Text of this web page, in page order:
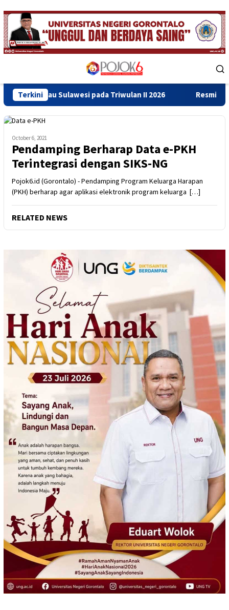
Skip
to
content
Menu
Terkini
Sulawesi pada Triwulan II 2026 Resmikan Gedung
October 6, 2021
Pendamping Berharap Data e-PKH
Terintegrasi dengan SIKS-NG
Pojok6.id (Gorontalo) - Pendamping Program Keluarga Harapan
(PKH) berharap agar aplikasi elektronik program keluarga […]
RELATED NEWS